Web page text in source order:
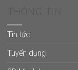
Tin tức
Tuyển dụng